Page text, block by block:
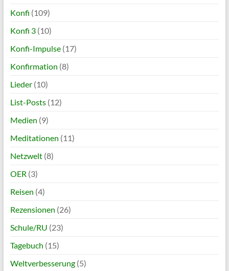
Konfi (109)
Konfi 3(10)
Konfi-Impulse(17)
Konfirmation (8)
Lieder(10)
List-Posts(12)
Medien (9)
Meditationen (11)
Netzwelt(8)
OER (3)
Reisen (4)
Rezensionen (26)
Schule/RU (23)
Tagebuch (15)
Weltverbesserung(5)